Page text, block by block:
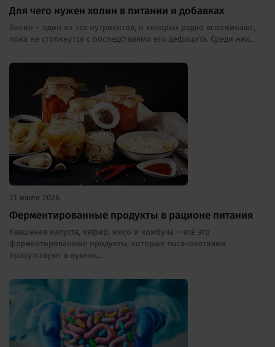
Для чего нужен холин в питании и добавках
Холин – один из тех нутриентов, о которых редко вспоминают,
пока не столкнутся с последствиями его дефицита. Среди них...
21 июля 2026
Ферментированные продукты в рационе питания
Квашеная капуста, кефир, мисо и комбуча – всё это
ферментированные продукты, которые тысячелетиями
присутствуют в кухнях...